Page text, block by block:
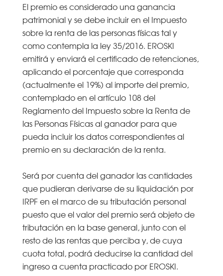
El premio es considerado una ganancia
patrimonial y se debe incluir en el Impuesto
sobre la renta de las personas físicas tal y
como contempla la ley 35/2016. EROSKI
emitirá y enviará el certificado de retenciones,
aplicando el porcentaje que corresponda
(actualmente el 19%) al importe del premio,
contemplado en el artículo 108 del
Reglamento del Impuesto sobre la Renta de
las Personas Físicas al ganador para que
pueda incluir los datos correspondientes al
premio en su declaración de la renta.
Será por cuenta del ganador las cantidades
que pudieran derivarse de su liquidación por
IRPF en el marco de su tributación personal
puesto que el valor del premio será objeto de
tributación en la base general, junto con el
resto de las rentas que perciba y, de cuya
cuota total, podrá deducirse la cantidad del
ingreso a cuenta practicado por EROSKI.